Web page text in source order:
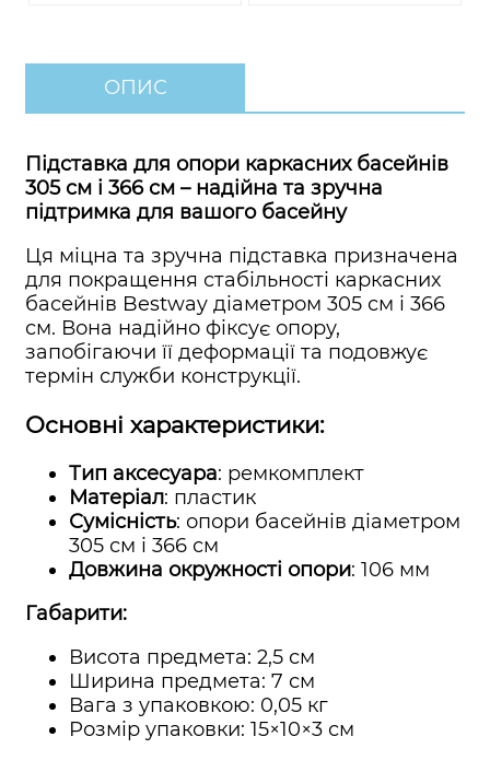
ОПИС
Підставка для опори каркасних басейнів
305 см і 366 см – надійна та зручна
підтримка для вашого басейну
Ця міцна та зручна підставка призначена
для покращення стабільності каркасних
басейнів Bestway діаметром 305 см і 366
см. Вона надійно фіксує опору,
запобігаючи її деформації та подовжує
термін служби конструкції.
Основні характеристики:
Тип аксесуара: ремкомплект
Матеріал: пластик
Сумісність: опори басейнів діаметром
305 см і 366 см
Довжина окружності опори: 106 мм
Габарити:
Висота предмета: 2,5 см
Ширина предмета: 7 см
Вага з упаковкою: 0,05 кг
Розмір упаковки: 15×10×3 см